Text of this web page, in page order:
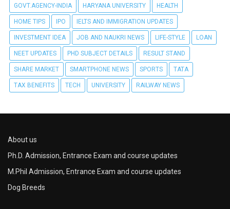
GOVT.AGENCY-INDIA HARYANA UNIVERSITY HEALTH
HOME TIPS IPO IELTS AND IMMIGRATION UPDATES
INVESTMENT IDEA JOB AND NAUKRI NEWS LIFE-STYLE LOAN
NEET UPDATES PHD SUBJECT DETAILS RESULT STAND
SHARE MARKET SMARTPHONE NEWS SPORTS TATA
TAX BENEFITS TECH UNIVERSITY RAILWAY NEWS
About us
Ph.D. Admission, Entrance Exam and course updates
M.Phil Admission, Entrance Exam and course updates
Dog Breeds